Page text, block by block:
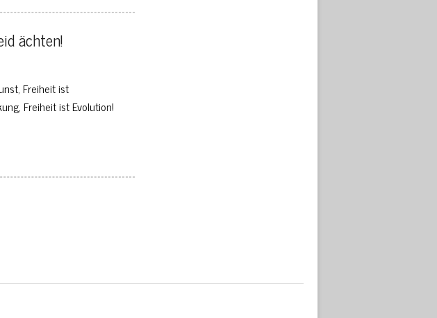
ächten!
Freiheit ist
Freiheit ist Evolution!